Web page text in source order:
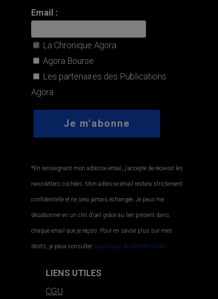
Email :
La Chronique Agora
Agora Bourse
Les partenaires des Publications
Agora
*En renseignant mon adresse email, j'accepte de recevoir les
newsletters cochées. Mon adresse email restera strictement
confidentielle et ne sera jamais échangée. Je peux me
désabonner en un clin d'œil grâce au lien présent dans
chaque email que je reçois. Pour en savoir plus sur mes
droits, je peux consulter la politique de confidentialité.
LIENS UTILES
CGU